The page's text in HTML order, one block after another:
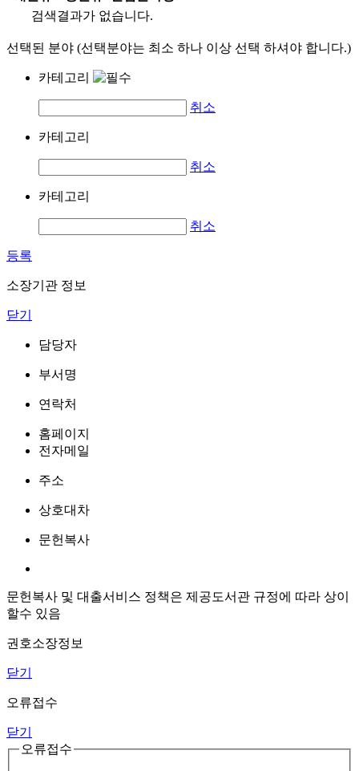
검색결과가 없습니다.
선택된 분야 (선택분야는 최소 하나 이상 선택 하셔야 합니다.)
카테고리
취소
카테고리
취소
카테고리
취소
등록
소장기관 정보
닫기
담당자
부서명
연락처
홈페이지
전자메일
주소
상호대차
문헌복사
문헌복사 및 대출서비스 정책은 제공도서관 규정에 따라 상이
할수 있음
권호소장정보
닫기
오류접수
닫기
오류접수